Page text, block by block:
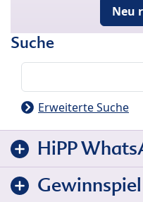
Neu
Suche
Erweiterte Suche
HiPP
Gewinnspiel